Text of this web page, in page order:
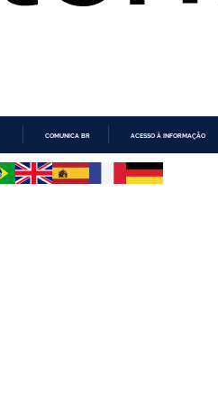
COMUNICA BR ACESSO À INFORMAÇÃO